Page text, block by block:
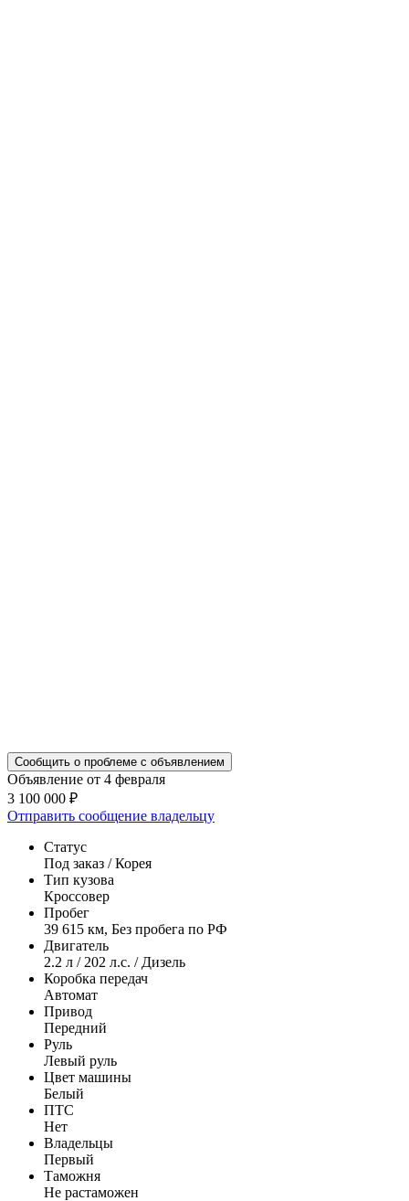
Сообщить о проблеме с объявлением
Объявление от 4 февраля
3 100 000 ₽
Отправить сообщение владельцу
Статус
Под заказ / Корея
Тип кузова
Кроссовер
Пробег
39 615 км, Без пробега по РФ
Двигатель
2.2 л / 202 л.с. / Дизель
Коробка передач
Автомат
Привод
Передний
Руль
Левый руль
Цвет машины
Белый
ПТС
Нет
Владельцы
Первый
Таможня
Не растаможен